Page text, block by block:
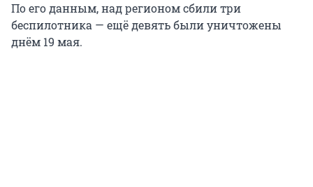
По его данным, над регионом сбили три
беспилотника — ещё девять были уничтожены
днём 19 мая.